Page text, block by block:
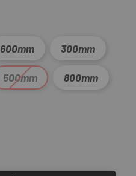
600mm 300mm
500mm 800mm